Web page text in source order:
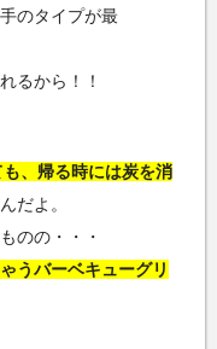
のタイプが最
るから！！
、帰る時には炭を消
だよ。
のの・・・
うバーベキューグリ